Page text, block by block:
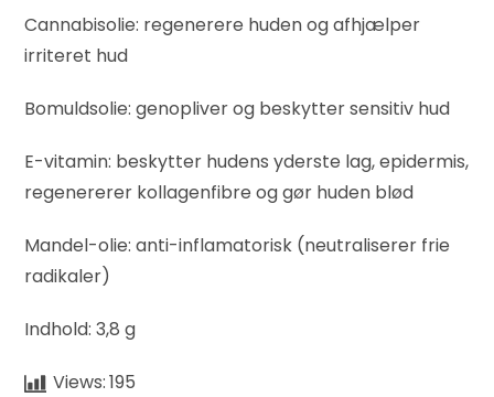
Cannabisolie: regenerere huden og afhjælper
irriteret hud
Bomuldsolie: genopliver og beskytter sensitiv hud
E-vitamin: beskytter hudens yderste lag, epidermis,
regenererer kollagenfibre og gør huden blød
Mandel-olie: anti-inflamatorisk (neutraliserer frie
radikaler)
Indhold: 3,8 g
Views:195